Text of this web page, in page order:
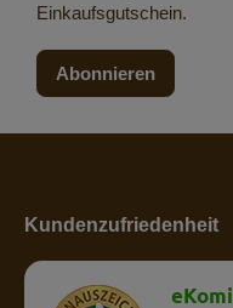
Einkaufsgutschein.
Abonnieren
Kundenzufriedenheit
eKomi